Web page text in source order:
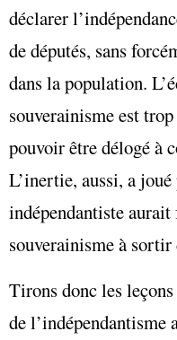
déclarer
de députés, sans
dans la population.
souverainisme est
pouvoir être délogé à
L’inertie, aussi, a
indépendantiste
souverainisme à
Tirons donc les
de l’indépendantisme